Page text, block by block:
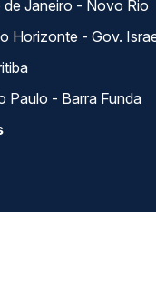
de Janeiro - Novo Rio
Horizonte - Gov.
Paulo - Barra Funda